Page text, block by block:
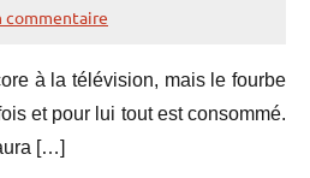
commentaire
à la télévision, mais le fourbe
et pour lui tout est consommé.
[…]